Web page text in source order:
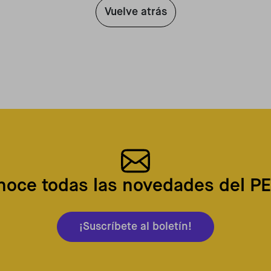
Vuelve atrás
todas las novedades del
¡Suscríbete al boletín!